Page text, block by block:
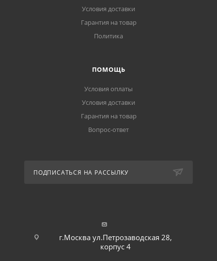
Условия доставки
Гарантия на товар
Политика
ПОМОЩЬ
Условия оплаты
Условия доставки
Гарантия на товар
Вопрос-ответ
ПОДПИСАТЬСЯ НА РАССЫЛКУ
г.Москва ул.Петрозаводская 28,
корпус 4